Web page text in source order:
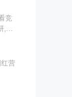
竞
,有
营